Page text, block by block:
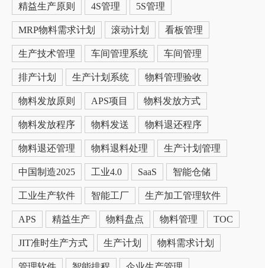
精益生产原则 4S管理 5S管理
MRP物料需求计划 滚动计划 看板管理
生产技术管理 车间管理系统 车间管理
排产计划 生产计划系统 物料管理验收
物料发放原则 APS项目 物料发放方式
物料发放程序 物料发送 物料退还程序
物料退还管理 物料退料处理 生产计划管理
中国制造2025 工业4.0 SaaS 智能仓储
工业生产软件 智能工厂 生产加工管理软件
APS 精益生产 物料盘点 物料管理 TOC
JIT准时生产方式 生产计划 物料需求计划